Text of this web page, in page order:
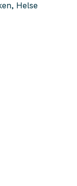
Helse